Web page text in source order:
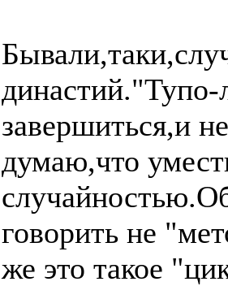
завершиться,и
думаю,что
говорить не
же это такое